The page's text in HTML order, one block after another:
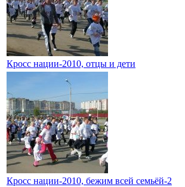
Кросс нации-2010, отцы и дети
Кросс нации-2010, бежим всей семьёй-2